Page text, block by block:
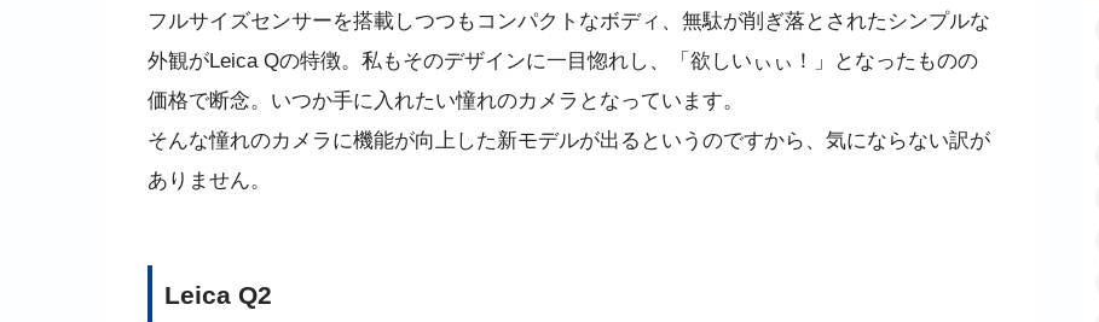
フルサイズセンサーを搭載しつつもコンパクトなボディ、無駄が削ぎ落とされたシンプルな
外観がLeica Qの特徴。私もそのデザインに一目惚れし、「欲しいぃぃ！」となったものの
価格で断念。いつか手に入れたい憧れのカメラとなっています。
そんな憧れのカメラに機能が向上した新モデルが出るというのですから、気にならない訳が
ありません。
Leica Q2